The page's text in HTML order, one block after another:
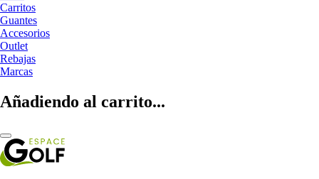
Carritos
Guantes
Accesorios
Outlet
Rebajas
Marcas
Añadiendo al carrito...